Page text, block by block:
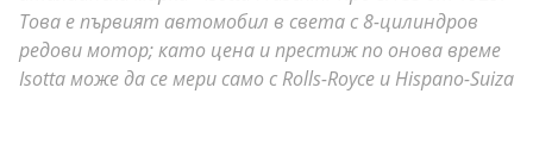
Това е първият автомобил в света с 8-цилиндров
редови мотор; като цена и престиж по онова време
Isotta може да се мери само с Rolls-Royce и Hispano-Suiza